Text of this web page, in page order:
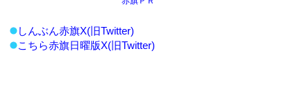
しんぶん赤旗X(旧Twitter)
こちら赤旗日曜版X(旧Twitter)